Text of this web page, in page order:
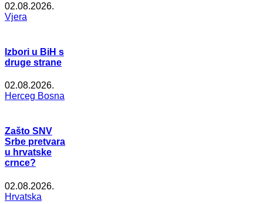
02.08.2026.
Vjera
Izbori u BiH s
druge strane
02.08.2026.
Herceg Bosna
Zašto SNV
Srbe pretvara
u hrvatske
crnce?
02.08.2026.
Hrvatska